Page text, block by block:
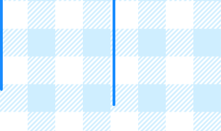
心意祝福卡
Greeting
Cards
禮盒及爆炸盒
Photobox